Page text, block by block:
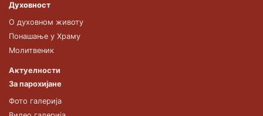
Духовност
О духовном животу
Понашање у Храму
Молитвеник
Актуелности
За парохијане
Фото галерија